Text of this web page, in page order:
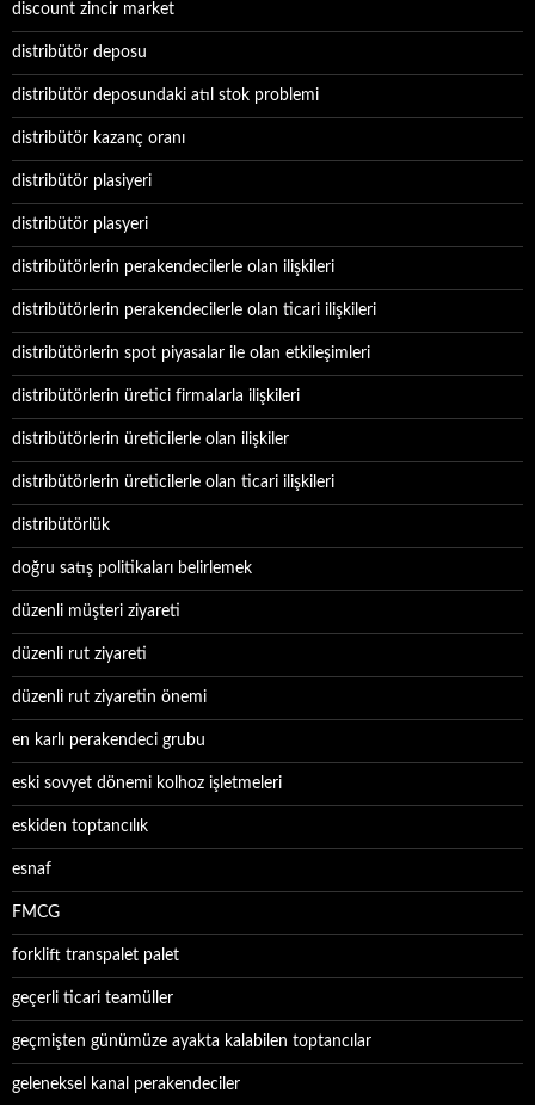
discount zincir market
distribütör deposu
distribütör deposundaki atıl stok problemi
distribütör kazanç oranı
distribütör plasiyeri
distribütör plasyeri
distribütörlerin perakendecilerle olan ilişkileri
distribütörlerin perakendecilerle olan ticari ilişkileri
distribütörlerin spot piyasalar ile olan etkileşimleri
distribütörlerin üretici firmalarla ilişkileri
distribütörlerin üreticilerle olan ilişkiler
distribütörlerin üreticilerle olan ticari ilişkileri
distribütörlük
doğru satış politikaları belirlemek
düzenli müşteri ziyareti
düzenli rut ziyareti
düzenli rut ziyaretin önemi
en karlı perakendeci grubu
eski sovyet dönemi kolhoz işletmeleri
eskiden toptancılık
esnaf
FMCG
forklift transpalet palet
geçerli ticari teamüller
geçmişten günümüze ayakta kalabilen toptancılar
geleneksel kanal perakendeciler